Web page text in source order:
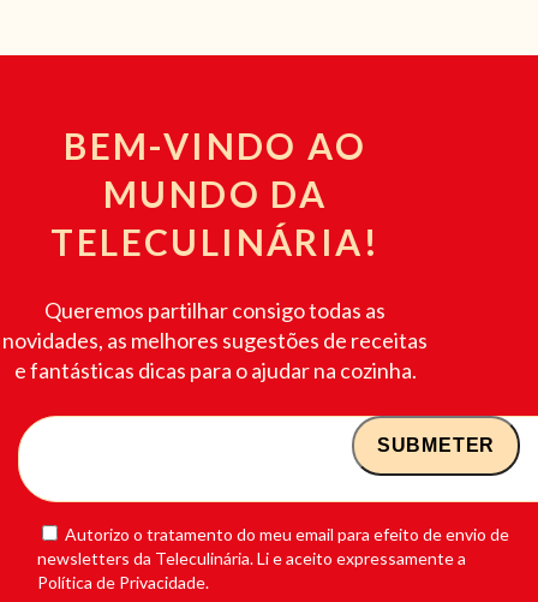
BEM-VINDO AO
MUNDO DA
TELECULINÁRIA!
Queremos partilhar consigo todas as
novidades, as melhores sugestões de receitas
e fantásticas dicas para o ajudar na cozinha.
Autorizo o tratamento do meu email para efeito de envio de
newsletters da Teleculinária. Li e aceito expressamente a
Política de Privacidade.